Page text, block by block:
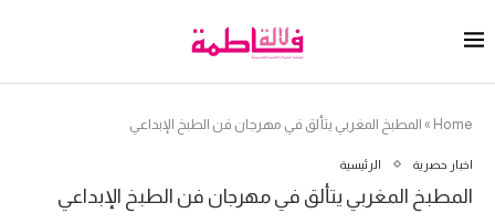
Home
» المطبخ المغربي يتألق في مهرجان فن الطبخ الإبداعي
اخبار حصرية الرئيسية
المطبخ المغربي يتألق في مهرجان فن الطبخ الإبداعي